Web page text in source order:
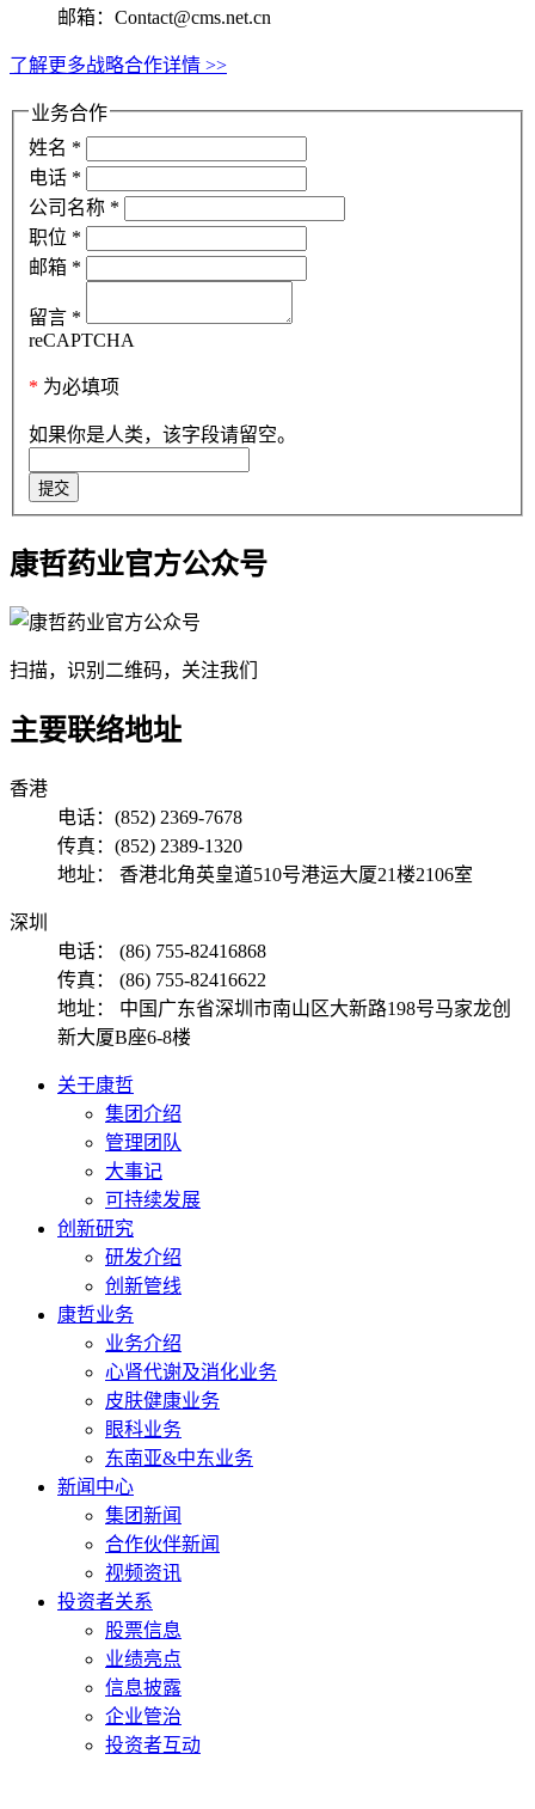
邮箱：Contact@cms.net.cn
了解更多战略合作详情 >>
业务合作
姓名 *
电话 *
公司名称 *
职位 *
邮箱 *
留言 *
reCAPTCHA
* 为必填项
如果你是人类，该字段请留空。
提交
康哲药业官方公众号
扫描，识别二维码，关注我们
主要联络地址
香港
电话：(852) 2369-7678
传真：(852) 2389-1320
地址： 香港北角英皇道510号港运大厦21楼2106室
深圳
电话： (86) 755-82416868
传真： (86) 755-82416622
地址： 中国广东省深圳市南山区大新路198号马家龙创
新大厦B座6-8楼
关于康哲
集团介绍
管理团队
大事记
可持续发展
创新研究
研发介绍
创新管线
康哲业务
业务介绍
心肾代谢及消化业务
皮肤健康业务
眼科业务
东南亚&中东业务
新闻中心
集团新闻
合作伙伴新闻
视频资讯
投资者关系
股票信息
业绩亮点
信息披露
企业管治
投资者互动